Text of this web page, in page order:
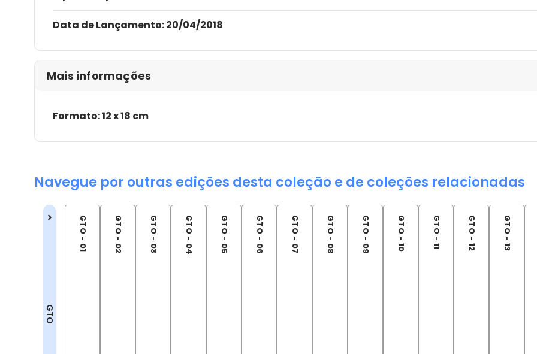
Data de Lançamento:20/04/2018
Mais informações
Formato: 12 x 18 cm
Navegue por outras edições desta coleção e de coleções relacionadas
GTO
GTO - 01 GTO - 02 GTO - 03 GTO - 04 GTO - 05 GTO - 06 GTO - 07 GTO - 08 GTO - 09 GTO - 10 GTO - 11 GTO - 12 GTO - 13